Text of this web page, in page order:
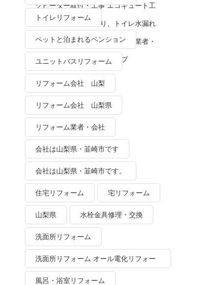
グヒーター取付・工事 エコキュート工
事・販売 トイレつまり、トイレ水漏れ
水栓金具修理・交換 リフォーム業者・
会社 ＴＯＴＯリモデルクラブ
トイレリフォーム
ペットと泊まれるペンション
ユニットバスリフォーム
リフォーム会社 山梨
リフォーム会社 山梨県
リフォーム業者・会社
会社は山梨県・韮崎市です
会社は山梨県・韮崎市です。
住宅リフォーム 宅リフォーム
山梨県 水栓金具修理・交換
洗面所リフォーム
洗面所リフォーム オール電化リフォー
ム
風呂・浴室リフォーム